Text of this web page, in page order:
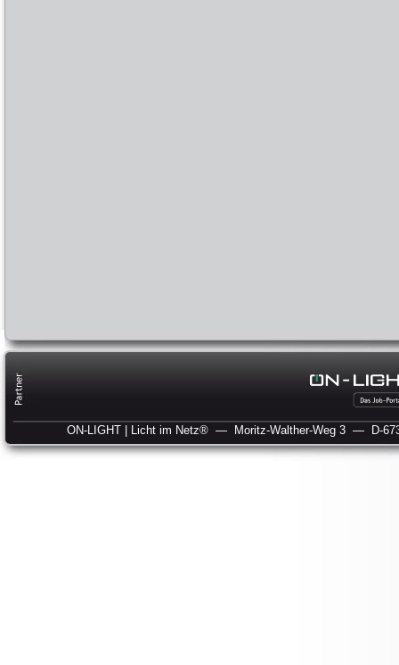
ON-LIGHT | Licht im Netz® — Moritz-Walther-Weg 3 — D-